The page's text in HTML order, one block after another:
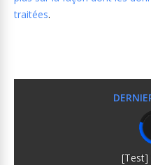
traitées.
[Test]